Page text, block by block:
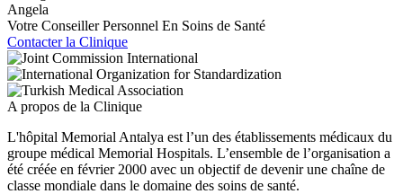
Angela
Votre Conseiller Personnel En Soins de Santé
Contacter la Clinique
A propos de la Clinique
L'hôpital Memorial Antalya est l’un des établissements médicaux du
groupe médical Memorial Hospitals. L’ensemble de l’organisation a
été créée en février 2000 avec un objectif de devenir une chaîne de
classe mondiale dans le domaine des soins de santé.